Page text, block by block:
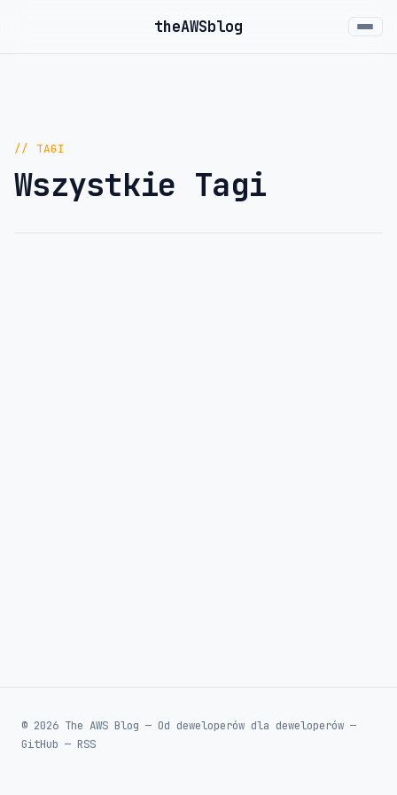
theAWSblog
// TAGI
Wszystkie Tagi
© 2026 The AWS Blog — Od deweloperów dla deweloperów —
GitHub — RSS